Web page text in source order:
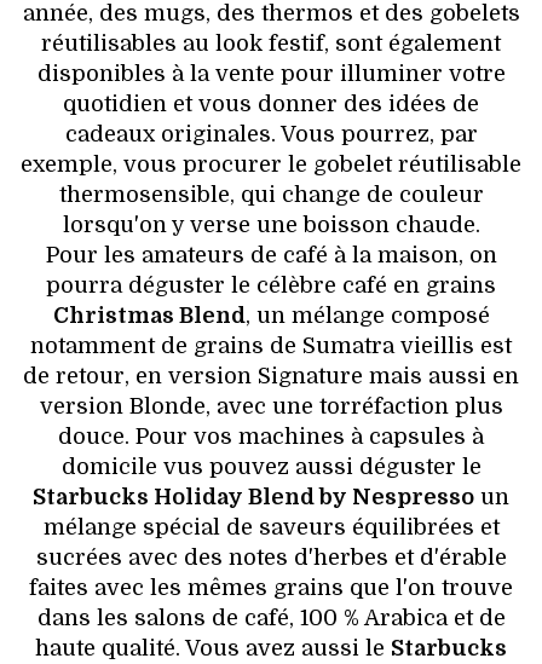
année, des mugs, des thermos et des gobelets
réutilisables au look festif, sont également
disponibles à la vente pour illuminer votre
quotidien et vous donner des idées de
cadeaux originales. Vous pourrez, par
exemple, vous procurer le gobelet réutilisable
thermosensible, qui change de couleur
lorsqu'on y verse une boisson chaude.
Pour les amateurs de café à la maison, on
pourra déguster le célèbre café en grains
Christmas Blend, un mélange composé
notamment de grains de Sumatra vieillis est
de retour, en version Signature mais aussi en
version Blonde, avec une torréfaction plus
douce. Pour vos machines à capsules à
domicile vus pouvez aussi déguster le
Starbucks Holiday Blend by Nespresso un
mélange spécial de saveurs équilibrées et
sucrées avec des notes d'herbes et d'érable
faites avec les mêmes grains que l'on trouve
dans les salons de café, 100 % Arabica et de
haute qualité. Vous avez aussi le Starbucks